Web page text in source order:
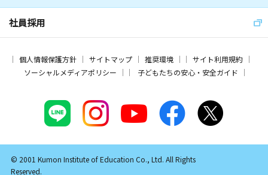
社員採用
個人情報保護方針 サイトマップ 推奨環境
サイト利用規約
ソーシャルメディアポリシー
子どもたちの安心・安全ガイド
© 2001 Kumon Institute of Education Co., Ltd. All Rights
Reserved.